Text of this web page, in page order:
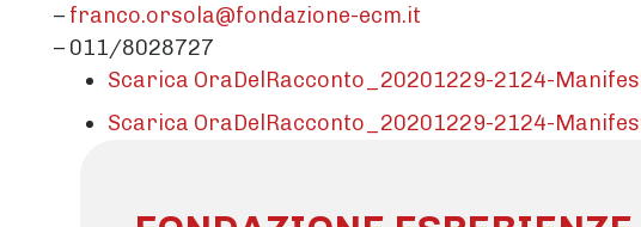
– franco.orsola@fondazione-ecm.it
– 011/8028727
Scarica OraDelRacconto_20201229-2124-
Scarica OraDelRacconto_20201229-2124-